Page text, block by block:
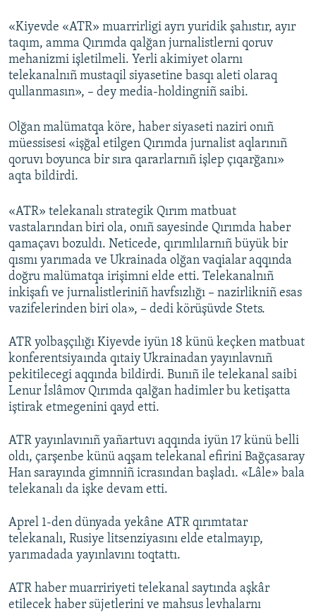
«Kiyevde «ATR» muarrirligi ayrı yuridik şahıstır, ayır
taqım, amma Qırımda qalğan jurnalistlerni qoruv
mehanizmi işletilmeli. Yerli akimiyet olarnı
telekanalnıñ mustaqil siyasetine basqı aleti olaraq
qullanmasın», – dey media-holdingniñ saibi.
Olğan malümatqa köre, haber siyaseti naziri onıñ
müessisesi «işğal etilgen Qırımda jurnalist aqlarınıñ
qoruvı boyunca bir sıra qararlarnıñ işlep çıqarğanı»
aqta bildirdi.
«ATR» telekanalı strategik Qırım matbuat
vastalarından biri ola, onıñ sayesinde Qırımda haber
qamaçavı bozuldı. Neticede, qırımlılarnıñ büyük bir
qısmı yarımada ve Ukrainada olğan vaqialar aqqında
doğru malümatqa irişimni elde etti. Telekanalnıñ
inkişafı ve jurnalistleriniñ havfsızlığı – nazirlikniñ esas
vazifelerinden biri ola», – dedi körüşüvde Stets.
ATR yolbaşçılığı Kiyevde iyün 18 künü keçken matbuat
konferentsiyaında qıtaiy Ukrainadan yayınlavnıñ
pekitilecegi aqqında bildirdi. Bunıñ ile telekanal saibi
Lenur İslâmov Qırımda qalğan hadimler bu ketişatta
iştirak etmegenini qayd etti.
ATR yayınlavınıñ yañartuvı aqqında iyün 17 künü belli
oldı, çarşenbe künü aqşam telekanal efirini Bağçasaray
Han sarayında gimnniñ icrasından başladı. «Lâle» bala
telekanalı da işke devam etti.
Aprel 1-den dünyada yekâne ATR qırımtatar
telekanalı, Rusiye litsenziyasını elde etalmayıp,
yarımadada yayınlavını toqtattı.
ATR haber muarririyeti telekanal saytında aşkâr
etilecek haber süjetlerini ve mahsus levhalarnı